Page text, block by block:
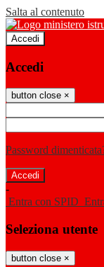
Salta al contenuto
Accedi
Accedi
button close ×
Password
-
Entra con SPID
Seleziona utente
button close ×